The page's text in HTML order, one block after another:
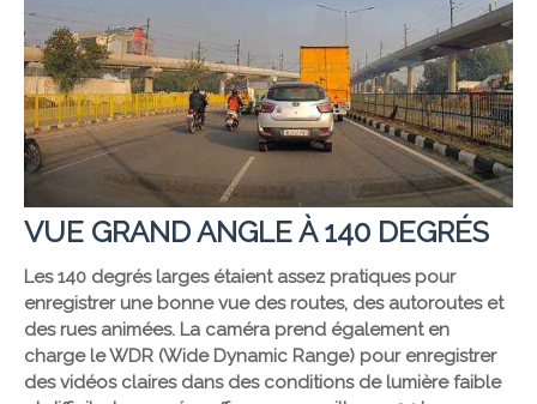
VUE GRAND ANGLE À 140 DEGRÉS
Les 140 degrés larges étaient assez pratiques pour
enregistrer une bonne vue des routes, des autoroutes et
des rues animées. La caméra prend également en
charge le WDR (Wide Dynamic Range) pour enregistrer
des vidéos claires dans des conditions de lumière faible